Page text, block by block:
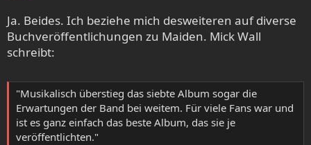
Ja. Beides. Ich beziehe mich desweiteren auf diverse
Buchveröffentlichungen zu Maiden. Mick Wall
schreibt:
"Musikalisch überstieg das siebte Album sogar die
Erwartungen der Band bei weitem. Für viele Fans war und
ist es ganz einfach das beste Album, das sie je
veröffentlichten."